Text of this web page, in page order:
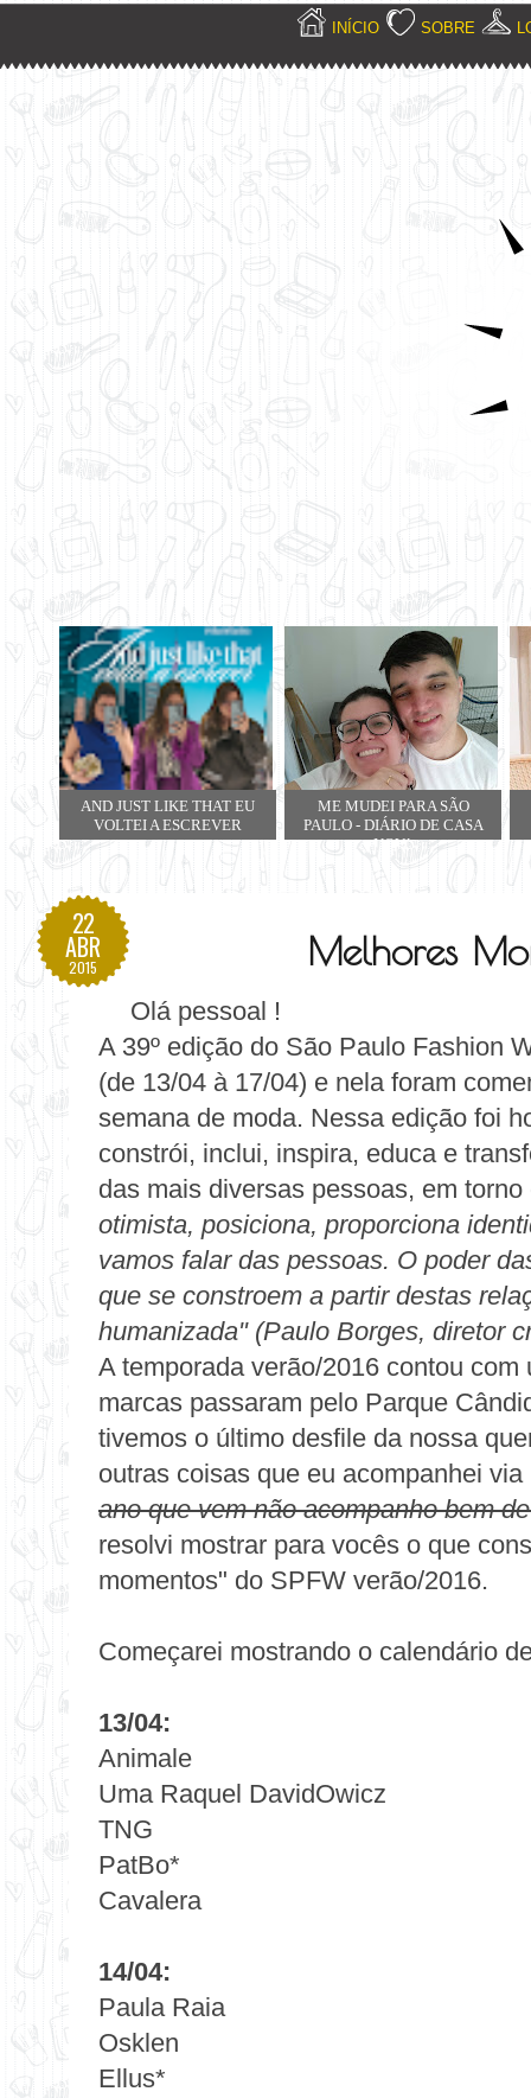
INÍCIO SOBRE
AND JUST LIKE THAT EU
VOLTEI A ESCREVER
ME MUDEI PARA SÃO
PAULO - DIÁRIO DE CASA
NOVA
22
ABR
2015 Melhores
Olá pessoal !
A 39º edição do São Paulo Fashion
(de 13/04 à 17/04) e nela foram
semana de moda. Nessa edição foi
constrói, inclui, inspira, educa e
das mais diversas pessoas, em
otimista, posiciona, proporciona
vamos falar das pessoas. O poder
que se constroem a partir destas
humanizada" (Paulo Borges, diretor
A temporada verão/2016 contou
marcas passaram pelo Parque
tivemos o último desfile da nossa
outras coisas que eu acompanhei
ano que vem não acompanho bem
resolvi mostrar para vocês o que
momentos" do SPFW verão/2016.
Começarei mostrando o calendário
13/04:
Animale
Uma Raquel DavidOwicz
TNG
PatBo*
Cavalera
14/04:
Paula Raia
Osklen
Ellus*